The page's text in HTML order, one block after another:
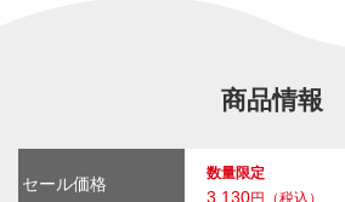
商品情報
セール価格
数量限定
3,130円（税込）